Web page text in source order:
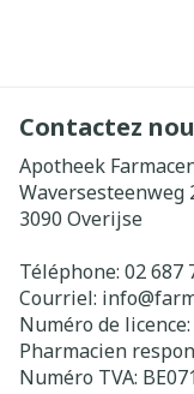
Contactez
Apotheek
Waversesteenweg
3090 Overijse
Téléphone: 02 687
Courriel: info@
Numéro de licence:
Pharmacien
Numéro TVA: